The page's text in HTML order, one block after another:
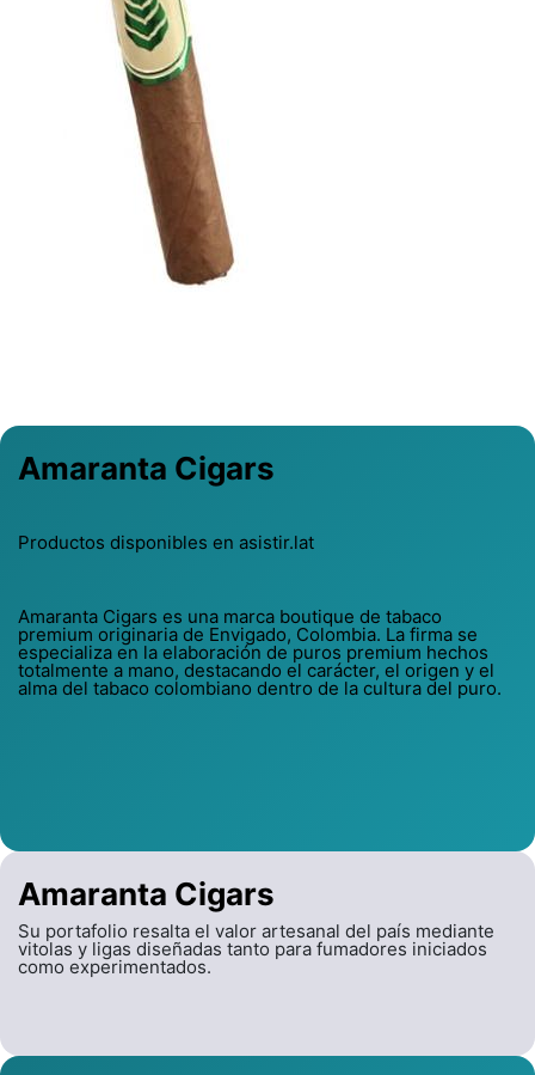
Amaranta Cigars
Su portafolio resalta el valor artesanal del país mediante
vitolas y ligas diseñadas tanto para fumadores iniciados
como experimentados.
Amaranta Cigars
Productos disponibles en asistir.lat
Amaranta Cigars es una marca boutique de tabaco
premium originaria de Envigado, Colombia. La firma se
especializa en la elaboración de puros premium hechos
totalmente a mano, destacando el carácter, el origen y el
alma del tabaco colombiano dentro de la cultura del puro.